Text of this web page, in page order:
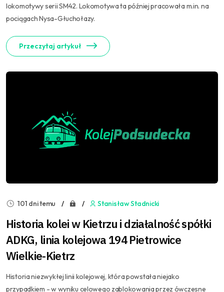
lokomotywy serii SM42. Lokomotywa ta później pracowała m.in. na
pociągach Nysa-Głuchołazy.
Przeczytaj artykuł
101 dni temu Stanisław Stadnicki
Historia kolei w Kietrzu i działalność spółki
ADKG, linia kolejowa 194 Pietrowice
Wielkie-Kietrz
Historia niezwykłej linii kolejowej, która powstała niejako
przypadkiem - w wyniku celowego zablokowania przez ówczesne